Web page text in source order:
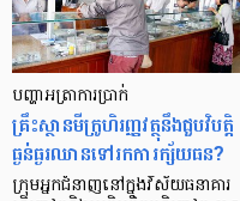
បញ្ហា​អត្រា​ការប្រាក់
គ្រឹះស្ថាន​មីក្រូ​ហិរញ្ញវត្ថុ​នឹង​ជួប​វិបត្តិ​
ធ្ងន់ធ្ងរ​ឈាន​ទៅ​រក​ការ​ក្ស័យធន?
ក្រុម​អ្នក​ជំនាញ​នៅ​ក្នុង​វិស័យ​ធនាគារ